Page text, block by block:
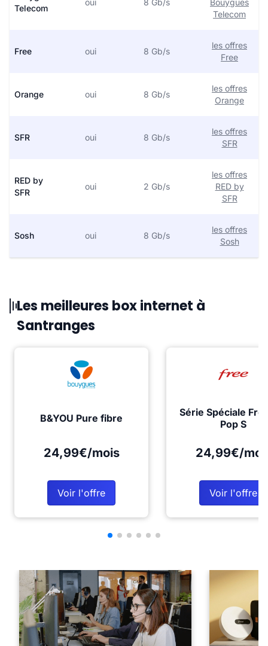
Telecom
oui 8 Gb/s
Bouygues
Telecom
Free oui 8 Gb/s
les offres
Free
Orange oui 8 Gb/s
les offres
Orange
SFR oui 8 Gb/s
les offres
SFR
RED by
SFR
oui 2 Gb/s
les offres
RED by
SFR
Sosh oui 8 Gb/s
les offres
Sosh
Les meilleures box internet à
Santranges
B&YOU Pure fibre
24,99€/mois
Voir l'offre
Série Spéciale
Pop S
24,99€/
Voir l'offre